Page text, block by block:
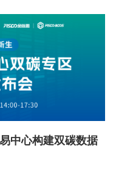
中心构建双碳数据